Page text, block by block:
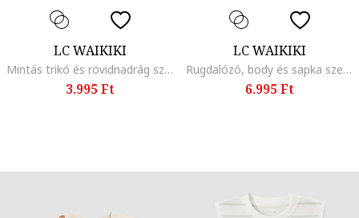
LC WAIKIKI
Mintás trikó és rövidnadrág szett, Lazacszín/Hamuszürke
3.995 Ft
LC WAIKIKI
Rugdalózó, body és sapka szett - 3 részes, Hamuszürke/Törtfehér
6.995 Ft